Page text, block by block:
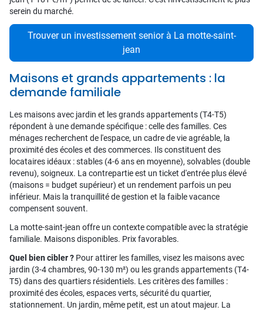
serein du marché.
Trouver un investissement senior à La motte-saint-
jean
Maisons et grands appartements : la
demande familiale
Les maisons avec jardin et les grands appartements (T4-T5)
répondent à une demande spécifique : celle des familles. Ces
ménages recherchent de l'espace, un cadre de vie agréable, la
proximité des écoles et des commerces. Ils constituent des
locataires idéaux : stables (4-6 ans en moyenne), solvables (double
revenu), soigneux. La contrepartie est un ticket d'entrée plus élevé
(maisons = budget supérieur) et un rendement parfois un peu
inférieur. Mais la tranquillité de gestion et la faible vacance
compensent souvent.
La motte-saint-jean offre un contexte compatible avec la stratégie
familiale. Maisons disponibles. Prix favorables.
Quel bien cibler ? Pour attirer les familles, visez les maisons avec
jardin (3-4 chambres, 90-130 m²) ou les grands appartements (T4-
T5) dans des quartiers résidentiels. Les critères des familles :
proximité des écoles, espaces verts, sécurité du quartier,
stationnement. Un jardin, même petit, est un atout majeur. La